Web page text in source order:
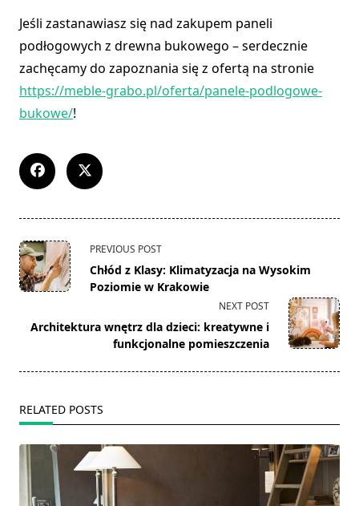
Jeśli zastanawiasz się nad zakupem paneli
podłogowych z drewna bukowego – serdecznie
zachęcamy do zapoznania się z ofertą na stronie
https://meble-grabo.pl/oferta/panele-podlogowe-
bukowe/!
<span
class="nav-
subtitle
reader-
text">Page</span>
PREVIOUS POST
Chłód z Klasy: Klimatyzacja na Wysokim
Poziomie w Krakowie
NEXT POST
Architektura wnętrz dla dzieci: kreatywne i
funkcjonalne pomieszczenia
RELATED POSTS